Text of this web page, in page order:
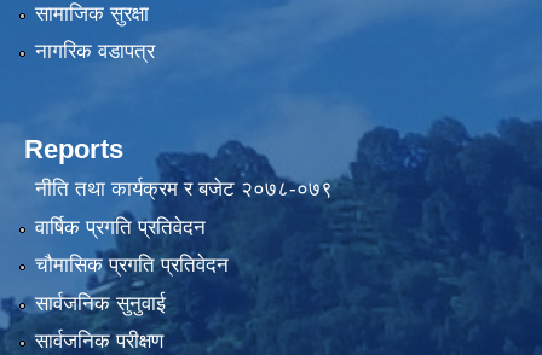
सामाजिक सुरक्षा
नागरिक वडापत्र
Reports
नीति तथा कार्यक्रम र बजेट २०७८-०७९
वार्षिक प्रगति प्रतिवेदन
चौमासिक प्रगति प्रतिवेदन
सार्वजनिक सुनुवाई
सार्वजनिक परीक्षण